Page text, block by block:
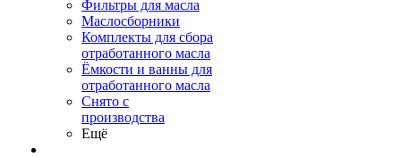
Фильтры для масла
Маслосборники
Комплекты для сбора
отработанного масла
Ёмкости и ванны для
отработанного масла
Снято с
производства
Ещё